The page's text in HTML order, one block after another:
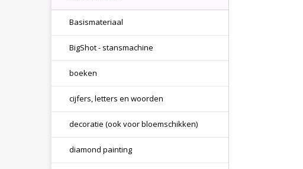
Basismateriaal
BigShot - stansmachine
boeken
cijfers, letters en woorden
decoratie (ook voor bloemschikken)
diamond painting